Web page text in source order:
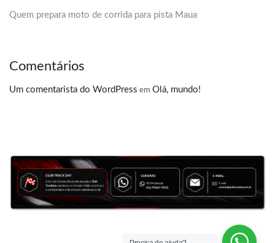
Quem prepara moto de corrida para pista Maua
Comentários
Um comentarista do WordPress em Olá, mundo!